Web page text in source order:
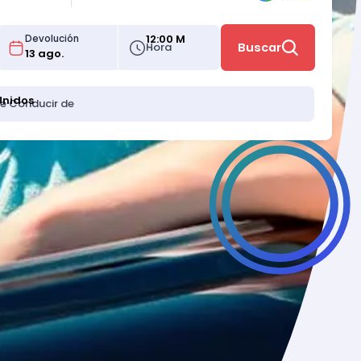
Devolución
Hora
12:00 M
Buscar
Conducir de